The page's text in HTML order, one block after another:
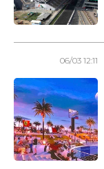
06/03 12:11